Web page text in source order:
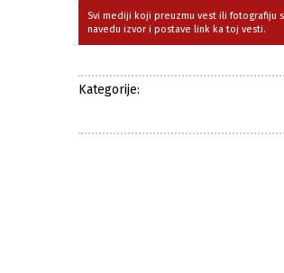
Svi mediji koji preuzmu vest ili fotografiju
navedu izvor i postave link ka toj vesti.
Kategorije: